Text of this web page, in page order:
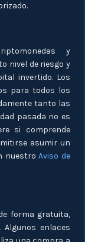
y
nivel de riesgo y
invertido. Los
para todos los
tanto las
pasada no es
si comprende
asumir un
nuestroAviso de
forma gratuita,
enlaces